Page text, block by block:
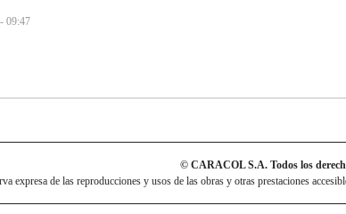
09:47
© CARACOL S.A. Todos los
expresa de las reproducciones y usos de las obras y otras prestaciones